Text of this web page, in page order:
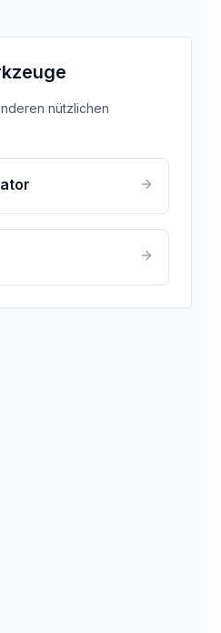
nützlichen